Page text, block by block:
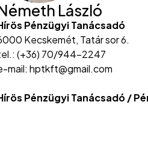
László
Pénzügyi Tanácsadó
Kecskemét, Tatár sor 6.
(+36) 70/944-2247
mail: hptkft@gmail.com
Pénzügyi Tanácsadó /